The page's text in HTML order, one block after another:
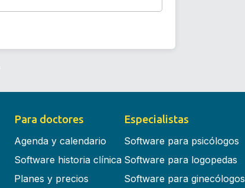
Para doctores
Agenda y calendario
Software historia clínica
Planes y precios
Especialistas
Software para psicólogos
Software para logopedas
Software para ginecólogos